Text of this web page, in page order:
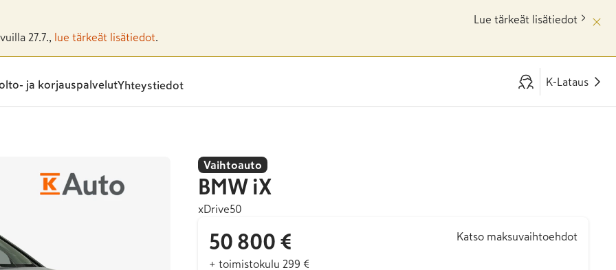
27.7., lue tärkeät lisätiedot
Lue tärkeät lisätiedot
ja korjauspalvelutYhteystiedot K-Lataus
Vaihtoauto
BMW iX
xDrive50
50 800 €
+ toimistokulu 299 €
Katso maksuvaihtoehdot